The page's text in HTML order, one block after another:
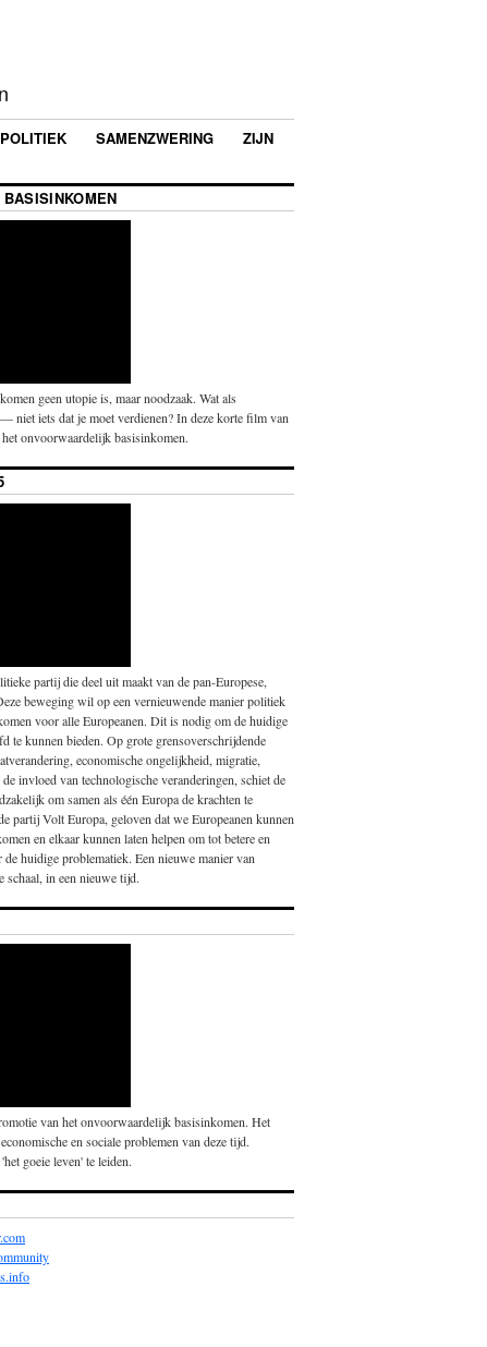
POLITIEK SAMENZWERING ZIJN
geen utopie is, maar noodzaak. Wat als
niet iets dat je moet verdienen? In deze korte film van
onvoorwaardelijk basisinkomen.
partij die deel uit maakt van de pan-Europese,
beweging wil op een vernieuwende manier politiek
voor alle Europeanen. Dit is nodig om de huidige
te kunnen bieden. Op grote grensoverschrijdende
economische ongelijkheid, migratie,
invloed van technologische veranderingen, schiet de
om samen als één Europa de krachten te
partij Volt Europa, geloven dat we Europeanen kunnen
en elkaar kunnen laten helpen om tot betere en
huidige problematiek. Een nieuwe manier van
schaal, in een nieuwe tijd.
van het onvoorwaardelijk basisinkomen. Het
en sociale problemen van deze tijd.
goeie leven' te leiden.